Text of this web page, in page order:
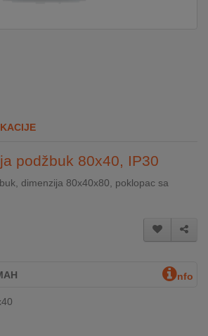
podžbuk 80x40, IP30
dimenzija 80x40x80, poklopac sa
nfo